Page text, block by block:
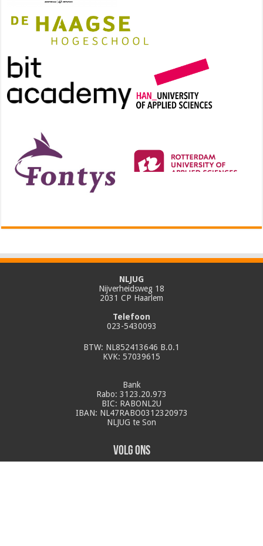
NLJUG
Nijverheidsweg 18
2031 CP Haarlem
Telefoon
023-5430093
BTW: NL852413646 B.0.1
KVK: 57039615
Bank
Rabo: 3123.20.973
BIC: RABONL2U
IBAN: NL47RABO0312320973
NLJUG te Son
Volg ons